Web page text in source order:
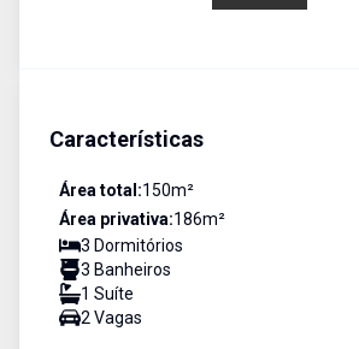
Características
Área total:150m²
Área privativa:186m²
3 Dormitórios
3 Banheiros
1 Suíte
2 Vagas